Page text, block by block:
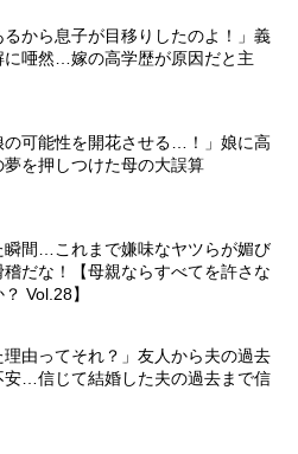
るから息子が目移りしたのよ！」義
に唖然…嫁の高学歴が原因だと主
の可能性を開花させる…！」娘に高
を押しつけた母の大誤算
瞬間…これまで嫌味なヤツらが媚び
だな！【母親ならすべてを許さな
Vol.28】
理由ってそれ？」友人から夫の過去
安…信じて結婚した夫の過去まで信